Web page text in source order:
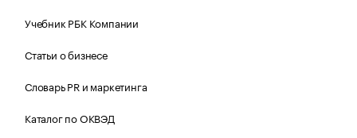
Учебник РБК Компании
Статьи о бизнесе
Словарь PR и маркетинга
Каталог по ОКВЭД